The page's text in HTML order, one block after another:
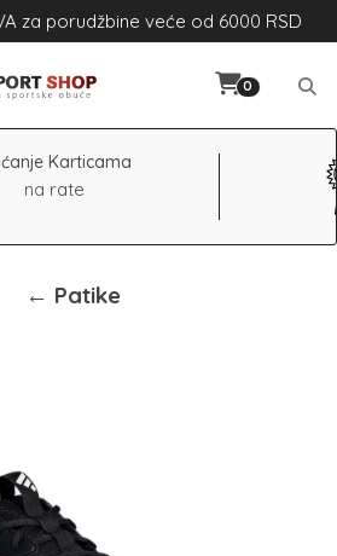
za porudžbine veće od 6000 RSD
0
Karticama
na rate
← Patike